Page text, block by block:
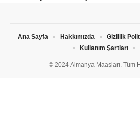
© 2024 Almanya Maaşları. Tüm
Ana Sayfa Hakkımızda Gizlilik
Kullanım Şartları